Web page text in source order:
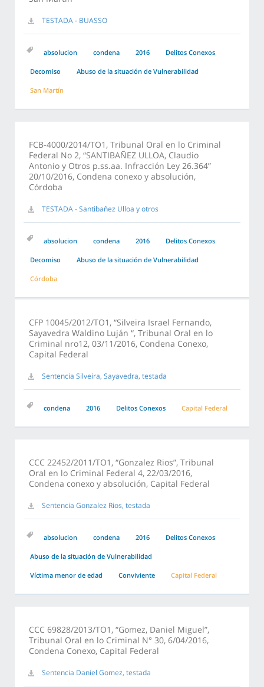
TESTADA - BUASSO
absolucion condena 2016 Delitos Conexos
Decomiso Abuso de la situación de Vulnerabilidad
San Martín
FCB-4000/2014/TO1, Tribunal Oral en lo Criminal
Federal No 2, “SANTIBAÑEZ ULLOA, Claudio
Antonio y Otros p.ss.aa. Infracción Ley 26.364”
20/10/2016, Condena conexo y absolución,
Córdoba
TESTADA - Santibañez Ulloa y otros
absolucion condena 2016 Delitos Conexos
Decomiso Abuso de la situación de Vulnerabilidad
Córdoba
CFP 10045/2012/TO1, “Silveira Israel Fernando,
Sayavedra Waldino Luján “, Tribunal Oral en lo
Criminal nro12, 03/11/2016, Condena Conexo,
Capital Federal
Sentencia Silveira, Sayavedra, testada
condena 2016 Delitos Conexos Capital Federal
CCC 22452/2011/TO1, “Gonzalez Rios”, Tribunal
Oral en lo Criminal Federal 4, 22/03/2016,
Condena conexo y absolución, Capital Federal
Sentencia Gonzalez Rios, testada
absolucion condena 2016 Delitos Conexos
Abuso de la situación de Vulnerabilidad
Víctima menor de edad Conviviente Capital Federal
CCC 69828/2013/TO1, “Gomez, Daniel Miguel”,
Tribunal Oral en lo Criminal N° 30, 6/04/2016,
Condena Conexo, Capital Federal
Sentencia Daniel Gomez, testada